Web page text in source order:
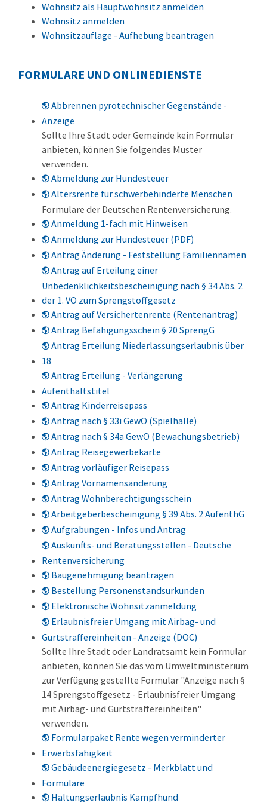
Wohnsitz als Hauptwohnsitz anmelden
Wohnsitz anmelden
Wohnsitzauflage - Aufhebung beantragen
FORMULARE UND ONLINEDIENSTE
Abbrennen pyrotechnischer Gegenstände -
Anzeige
Sollte Ihre Stadt oder Gemeinde kein Formular
anbieten, können Sie folgendes Muster
verwenden.
Abmeldung zur Hundesteuer
Altersrente für schwerbehinderte Menschen
Formulare der Deutschen Rentenversicherung.
Anmeldung 1-fach mit Hinweisen
Anmeldung zur Hundesteuer (PDF)
Antrag Änderung - Feststellung Familiennamen
Antrag auf Erteilung einer
Unbedenklichkeitsbescheinigung nach § 34 Abs. 2
der 1. VO zum Sprengstoffgesetz
Antrag auf Versichertenrente (Rentenantrag)
Antrag Befähigungsschein § 20 SprengG
Antrag Erteilung Niederlassungserlaubnis über
18
Antrag Erteilung - Verlängerung
Aufenthaltstitel
Antrag Kinderreisepass
Antrag nach § 33i GewO (Spielhalle)
Antrag nach § 34a GewO (Bewachungsbetrieb)
Antrag Reisegewerbekarte
Antrag vorläufiger Reisepass
Antrag Vornamensänderung
Antrag Wohnberechtigungsschein
Arbeitgeberbescheinigung § 39 Abs. 2 AufenthG
Aufgrabungen - Infos und Antrag
Auskunfts- und Beratungsstellen - Deutsche
Rentenversicherung
Baugenehmigung beantragen
Bestellung Personenstandsurkunden
Elektronische Wohnsitzanmeldung
Erlaubnisfreier Umgang mit Airbag- und
Gurtstraffereinheiten - Anzeige (DOC)
Sollte Ihre Stadt oder Landratsamt kein Formular
anbieten, können Sie das vom Umweltministerium
zur Verfügung gestellte Formular "Anzeige nach §
14 Sprengstoffgesetz - Erlaubnisfreier Umgang
mit Airbag- und Gurtstraffereinheiten"
verwenden.
Formularpaket Rente wegen verminderter
Erwerbsfähigkeit
Gebäudeenergiegesetz - Merkblatt und
Formulare
Haltungserlaubnis Kampfhund